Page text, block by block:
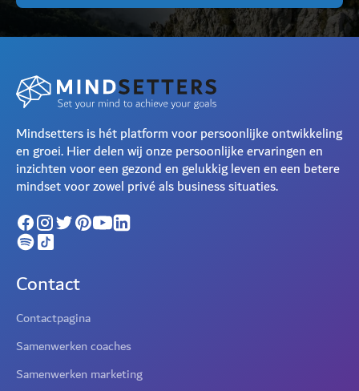
Mindsetters is hét platform voor persoonlijke ontwikkeling
en groei. Hier delen wij onze persoonlijke ervaringen en
inzichten voor een gezond en gelukkig leven en een betere
mindset voor zowel privé als business situaties.
Contact
Contactpagina
Samenwerken coaches
Samenwerken marketing